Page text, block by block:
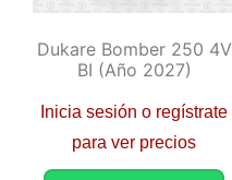
Dukare Bomber 250 4V
BI (año 2027)
Inicia sesión o regístrate
para ver precios